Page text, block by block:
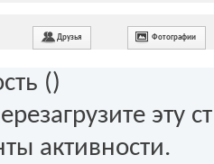
Друзья Фотографии
()
эту
активности.